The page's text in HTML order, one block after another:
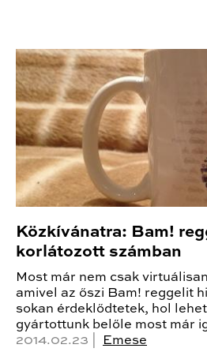
Közkívánatra: Bam!
korlátozott számban
Most már nem csak
amivel az őszi Bam! reggelit
sokan érdeklődtetek, hol
gyártottunk belőle most már
2014.02.23 |
Emese